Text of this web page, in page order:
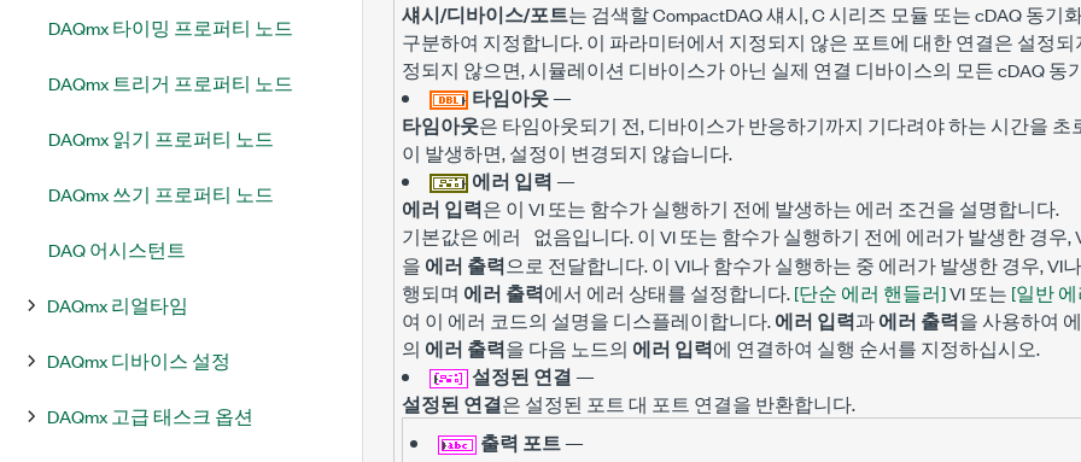
DAQmx 타이밍 프로퍼티 노드
DAQmx 트리거 프로퍼티 노드
DAQmx 읽기 프로퍼티 노드
DAQmx 쓰기 프로퍼티 노드
DAQ 어시스턴트
DAQmx 리얼타임
DAQmx 디바이스 설정
DAQmx 고급 태스크 옵션
섀시/디바이스/포트는 검색할 CompactDAQ 섀시, C 시리즈 모듈 또는 cDAQ 동기
구분하여 지정합니다. 이 파라미터에서 지정되지 않은 포트에 대한 연결은 설정되
정되지 않으면, 시뮬레이션 디바이스가 아닌 실제 연결 디바이스의 모든 cDAQ 동
타임아웃—
타임아웃은 타임아웃되기 전, 디바이스가 반응하기까지 기다려야 하는 시간을 초
이 발생하면, 설정이 변경되지 않습니다.
에러 입력 —
에러 입력은 이 VI 또는 함수가 실행하기 전에 발생하는 에러 조건을 설명합니다.
기본값은 에러 없음입니다. 이 VI 또는 함수가 실행하기 전에 에러가 발생한 경우,
을 에러 출력으로 전달합니다. 이 VI나 함수가 실행하는 중 에러가 발생한 경우, VI
행되며 에러 출력에서 에러 상태를 설정합니다.[단순 에러 핸들러]VI 또는 [일반
여 이 에러 코드의 설명을 디스플레이합니다.에러 입력과에러 출력을 사용하여
의 에러 출력을 다음 노드의 에러 입력에 연결하여 실행 순서를 지정하십시오.
설정된 연결 —
설정된 연결은 설정된 포트 대 포트 연결을 반환합니다.
출력 포트—